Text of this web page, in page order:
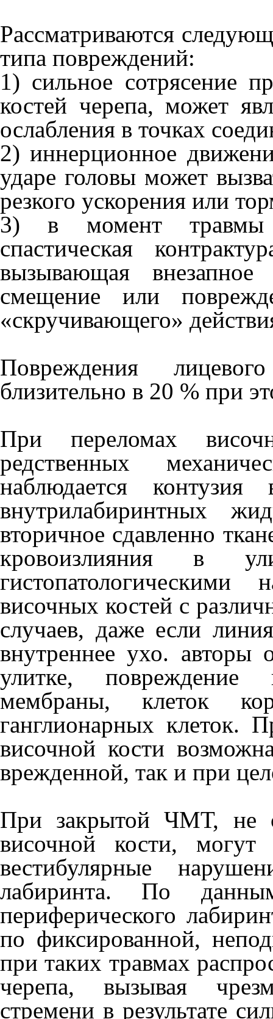
Рассматриваются
типа повреждений:
1) сильное сотрясение
костей черепа, может
ослабления в точках
2) иннерционное
ударе головы может
резкого ускорения или
3) в момент травмы
спастическая
вызывающая
смещение или
«скручивающего»
Повреждения
близительно в 20 % при
При переломах
редственных
наблюдается контузия
внутрилабиринтных
вторичное сдавленно
кровоизлияния в
височных костей с
случаев, даже если
внутреннее ухо. ав­торы
улитке, по­вреждение
мембраны, клеток
ганглионарных клеток.
височ­ной кости
врежденной, так и при
При закрытой ЧМТ, не
височной кости, могут
вестибулярные
лабиринта. По
периферического
по фиксированной,
при таких травмах
черепа, вы­зывая
стремени в результате